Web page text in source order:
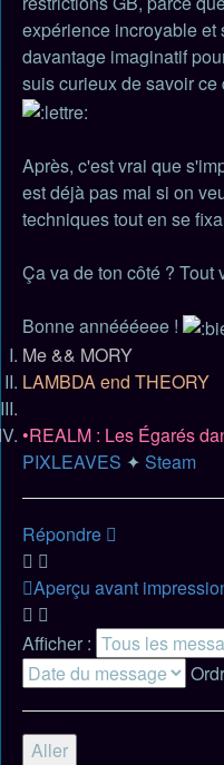
expérience incroyable et
davantage imaginatif
suis curieux de savoir ce
Après, c'est vrai que
est déjà pas mal si on
techniques tout en se
Ça va de ton côté ? Tout
Bonne annéééeee !
Me && MORY
LAMBDA end THEORY
•REALM : Les Égarés
PIXLEAVES ✦ Steam
Répondre
Aperçu avant
Afficher :